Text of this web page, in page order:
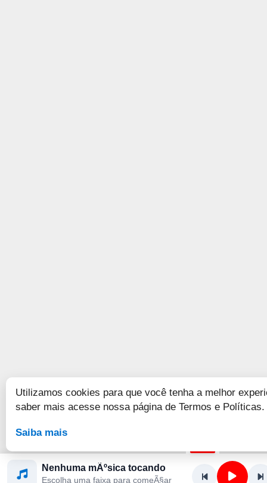
Nenhuma mÃºsica tocando
Escolha uma faixa para comeÃ§ar
Utilizamos cookies para que você tenha a melhor
saber mais acesse nossa página de Termos e Políticas.
Saiba mais